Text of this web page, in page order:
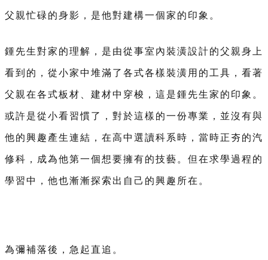
父親忙碌的身影，是他對建構一個家的印象。
鍾先生對家的理解，是由從事室內裝潢設計的父親身上
看到的，從小家中堆滿了各式各樣裝潢用的工具，看著
父親在各式板材、建材中穿梭，這是鍾先生家的印象。
或許是從小看習慣了，對於這樣的一份專業，並沒有與
他的興趣產生連結，在高中選讀科系時，當時正夯的汽
修科，成為他第一個想要擁有的技藝。但在求學過程的
學習中，他也漸漸探索出自己的興趣所在。
為彌補落後，急起直追。